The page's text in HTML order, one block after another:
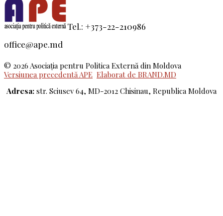
Tel.: +373-22-210986
office@ape.md
© 2026 Asociaţia pentru Politica Externă din Moldova
Versiunea precedentă APE Elaborat de BRAND.MD
Adresa: str. Sciusev 64, MD-2012 Chisinau, Republica Moldova